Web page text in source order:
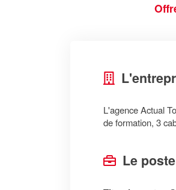
L'agence Actual
de formation, 3
Le poste